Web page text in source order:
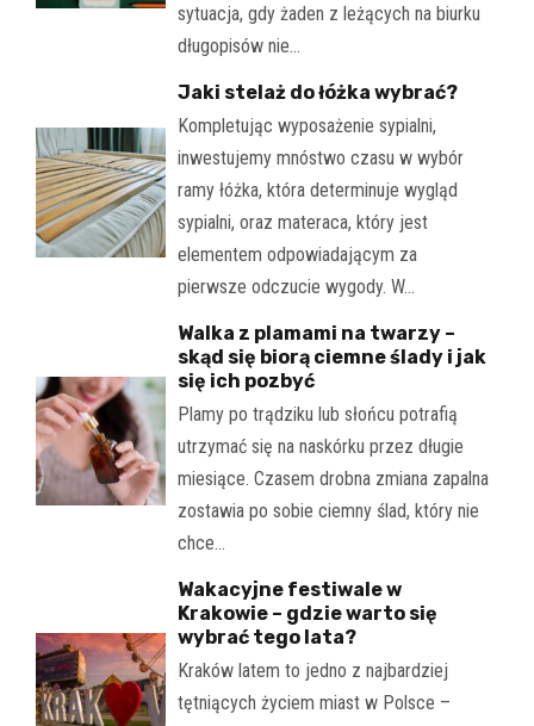
sytuacja, gdy żaden z leżących na biurku
długopisów nie…
Jaki stelaż do łóżka wybrać?
Kompletując wyposażenie sypialni,
inwestujemy mnóstwo czasu w wybór
ramy łóżka, która determinuje wygląd
sypialni, oraz materaca, który jest
elementem odpowiadającym za
pierwsze odczucie wygody. W…
Walka z plamami na twarzy –
skąd się biorą ciemne ślady i jak
się ich pozbyć
Plamy po trądziku lub słońcu potrafią
utrzymać się na naskórku przez długie
miesiące. Czasem drobna zmiana zapalna
zostawia po sobie ciemny ślad, który nie
chce…
Wakacyjne festiwale w
Krakowie – gdzie warto się
wybrać tego lata?
Kraków latem to jedno z najbardziej
tętniących życiem miast w Polsce –